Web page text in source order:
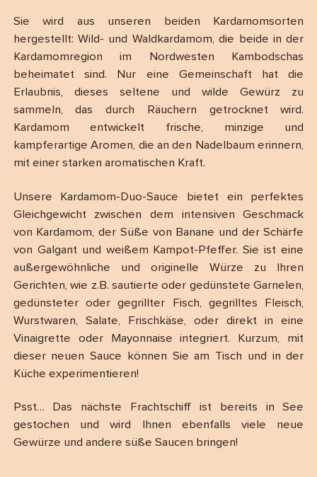
Sie wird aus unseren beiden Kardamomsorten
hergestellt: Wild- und Waldkardamom, die beide in der
Kardamomregion im Nordwesten Kambodschas
beheimatet sind. Nur eine Gemeinschaft hat die
Erlaubnis, dieses seltene und wilde Gewürz zu
sammeln, das durch Räuchern getrocknet wird.
Kardamom entwickelt frische, minzige und
kampferartige Aromen, die an den Nadelbaum erinnern,
mit einer starken aromatischen Kraft.
Unsere Kardamom-Duo-Sauce bietet ein perfektes
Gleichgewicht zwischen dem intensiven Geschmack
von Kardamom, der Süße von Banane und der Schärfe
von Galgant und weißem Kampot-Pfeffer. Sie ist eine
außergewöhnliche und originelle Würze zu Ihren
Gerichten, wie z.B. sautierte oder gedünstete Garnelen,
gedünsteter oder gegrillter Fisch, gegrilltes Fleisch,
Wurstwaren, Salate, Frischkäse, oder direkt in eine
Vinaigrette oder Mayonnaise integriert. Kurzum, mit
dieser neuen Sauce können Sie am Tisch und in der
Küche experimentieren!
Psst… Das nächste Frachtschiff ist bereits in See
gestochen und wird Ihnen ebenfalls viele neue
Gewürze und andere süße Saucen bringen!